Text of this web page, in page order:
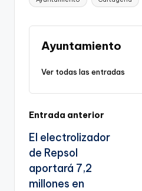
y
Li
n
k
e
b
o
o
l
gr
a
Ayuntamiento
Ver todas las entradas
Navegación
de
entradas
Entrada anterior
El electrolizador
de Repsol
aportará 7,2
millones en